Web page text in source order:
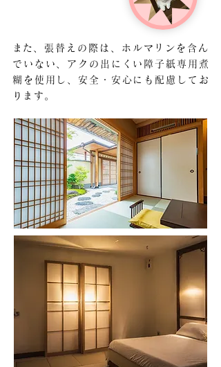
​また、張替えの際は、ホルマリンを含ん
でいない、アクの出にくい障子紙専用煮
糊を使用し、安全・安心にも配慮してお
ります。